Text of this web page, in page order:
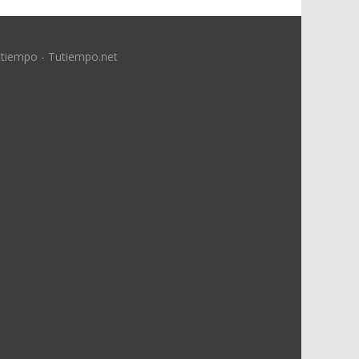
tiempo - Tutiempo.net